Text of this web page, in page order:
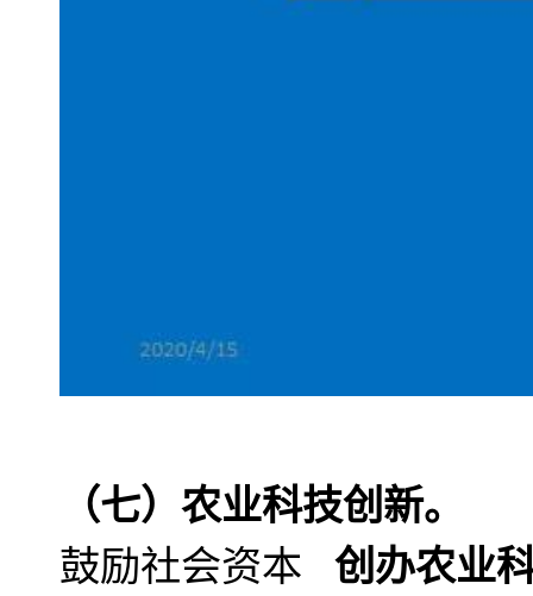
（七）农业科技创新。
鼓励社会资本 创办农业